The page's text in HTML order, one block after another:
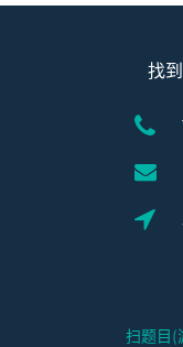
找
扫题目(